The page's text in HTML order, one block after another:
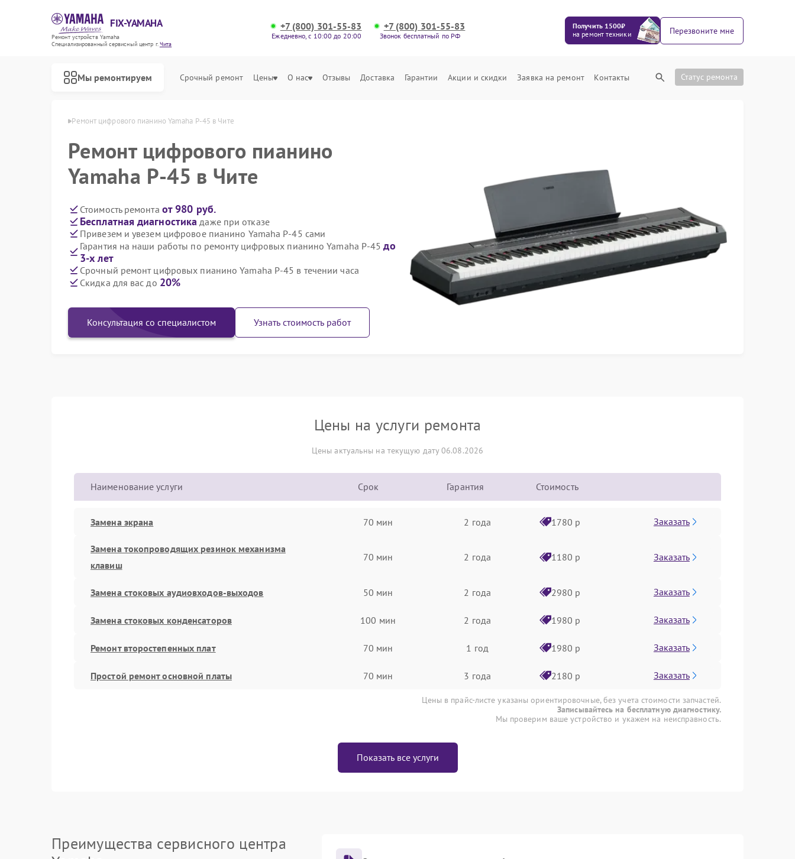
FIX-YAMAHA
Ремонт устройств Yamaha
Специализированный cервисный центр г.Чита
+7 (800) 301-55-83
Ежедневно, с 10:00 до 20:00
+7 (800) 301-55-83
Звонок бесплатный по РФ
Получить 1500₽
на ремонт техники
Перезвоните мне
Мы ремонтируем Срочный ремонт Цены О нас Отзывы Доставка Гарантии Акции и скидки Заявка на ремонт Контакты Статус ремонта
Yamaha в Чите Ремонт цифрового пианино Yamaha P-45 в Чите
Ремонт цифрового пианино
Yamaha P-45 в Чите
Стоимость ремонта от 980 руб.
Бесплатная диагностика даже при отказе
Привезем и увезем цифровое пианино Yamaha P-45 сами
Гарантия на наши работы по ремонту цифровых пианино Yamaha P-45до
3-х лет
Срочный ремонт цифровых пианино Yamaha P-45 в течении часа
Скидка для вас до 20%
Консультация со специалистом Узнать стоимость работ
Цены на услуги ремонта
Цены актуальны на текущую дату 06.08.2026
Наименование услуги Срок Гарантия Стоимость
Замена экрана 70 мин 2 года 1780 р Заказать
Замена токопроводящих резинок механизма
клавиш
70 мин 2 года 1180 р Заказать
Замена стоковых аудиовходов-выходов 50 мин 2 года 2980 р Заказать
Замена стоковых конденсаторов 100 мин 2 года 1980 р Заказать
Ремонт второстепенных плат 70 мин 1 год 1980 р Заказать
Простой ремонт основной платы 70 мин 3 года 2180 р Заказать
Цены в прайс-листе указаны ориентировочные, без учета стоимости запчастей.
Записывайтесь на бесплатную диагностику.
Мы проверим ваше устройство и укажем на неисправность.
Показать все услуги
Преимущества сервисного центра